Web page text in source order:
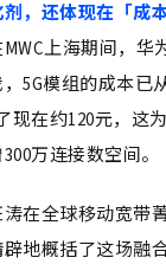
，还体现在「成
上海期间，华
5G模组的成本已
现在约120元，这
万连接数空间。
在全球移动宽带
地概括了这场融